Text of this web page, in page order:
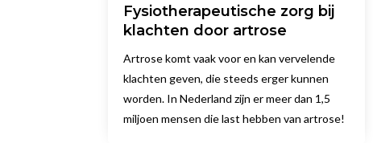
Fysiotherapeutische zorg bij
klachten door artrose
Artrose komt vaak voor en kan vervelende
klachten geven, die steeds erger kunnen
worden. In Nederland zijn er meer dan 1,5
miljoen mensen die last hebben van artrose!